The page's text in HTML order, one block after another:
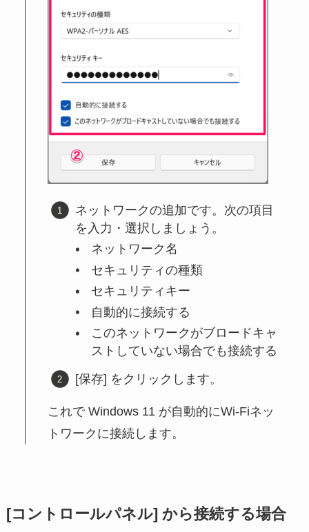
ネットワークの追加です。次の項目
を入力・選択しましょう。
ネットワーク名
セキュリティの種類
セキュリティキー
自動的に接続する
このネットワークがブロードキャ
ストしていない場合でも接続する
[保存] をクリックします。
これで Windows 11 が自動的にWi-Fiネッ
トワークに接続します。
[コントロールパネル] から接続する場合